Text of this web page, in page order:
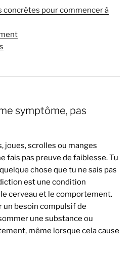
concrètes pour commencer à
symptôme, pas
joues, scrolles ou manges
fais pas preuve de faiblesse. Tu
chose que tu ne sais pas
est une condition
cerveau et le comportement.
un besoin compulsif de
une substance ou
même lorsque cela cause